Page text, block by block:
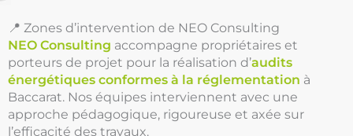
📍 Zones d’intervention de NEO Consulting
NEO Consulting accompagne propriétaires et
porteurs de projet pour la réalisation d’audits
énergétiques conformes à la réglementation à
Baccarat. Nos équipes interviennent avec une
approche pédagogique, rigoureuse et axée sur
l’efficacité des travaux.